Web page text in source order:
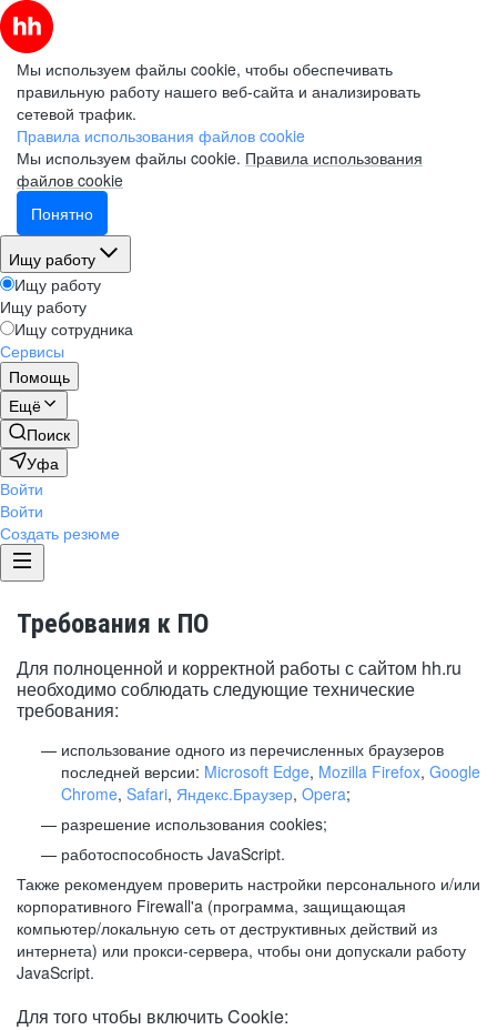
Мы используем файлы cookie, чтобы обеспечивать
правильную работу нашего веб-сайта и анализировать
сетевой трафик.
Правила использования файлов cookie
Мы используем файлы cookie. Правила использования
файлов cookie
Понятно
Ищу работу
Ищу работу
Ищу работу
Ищу сотрудника
Сервисы
Помощь
Ещё
Поиск
Уфа
Войти
Войти
Создать резюме
Требования к ПО
Для полноценной и корректной работы с сайтом hh.ru
необходимо соблюдать следующие технические
требования:
использование одного из перечисленных браузеров
последней версии: Microsoft Edge, Mozilla Firefox, Google
Chrome, Safari, Яндекс.Браузер, Opera;
разрешение использования cookies;
работоспособность JavaScript.
Также рекомендуем проверить настройки персонального и/или
корпоративного Firewall'a (программа, защищающая
компьютер/локальную сеть от деструктивных действий из
интернета) или прокси-сервера, чтобы они допускали работу
JavaScript.
Для того чтобы включить Cookie: